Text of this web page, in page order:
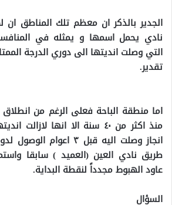
الجدير بالذكر ان معظم تلك المناطق
نادي يحمل اسمها و يمثله في
التي وصلت انديتها الى دوري الدرجة
تقدير.
اما منطقة الباحة فعلى الرغم من انطلاق
منذ اكثر من ٤٠ سنة الا انها
انجاز وصلت اليه قبل ٣
طريق نادي العين (العميد ) سابقا
عاود الهبوط مجدداً لنقطة البداية.
السؤال